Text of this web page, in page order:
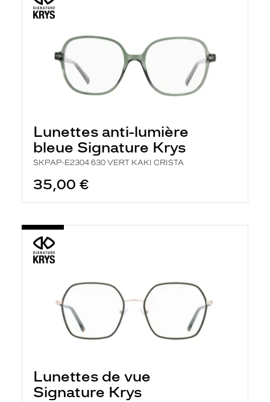
Lunettes anti-lumière
bleue Signature Krys
SKPAP-E2304 630 VERT KAKI CRISTA
35,00 €
Lunettes de vue
Signature Krys